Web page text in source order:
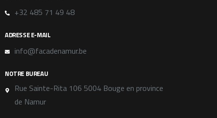
+32 485 71 49 48
ADRESSE E-MAIL
info@facadenamur.be
NOTRE BUREAU
Rue Sainte-Rita 106 5004 Bouge en province
de Namur